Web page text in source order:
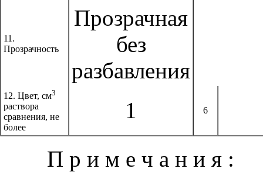
11.
Прозрачность
Прозрачная
без
разбавления
12. Цвет, см3
раствора
сравнения, не
более
1 6
П р и м е ч а н и я :